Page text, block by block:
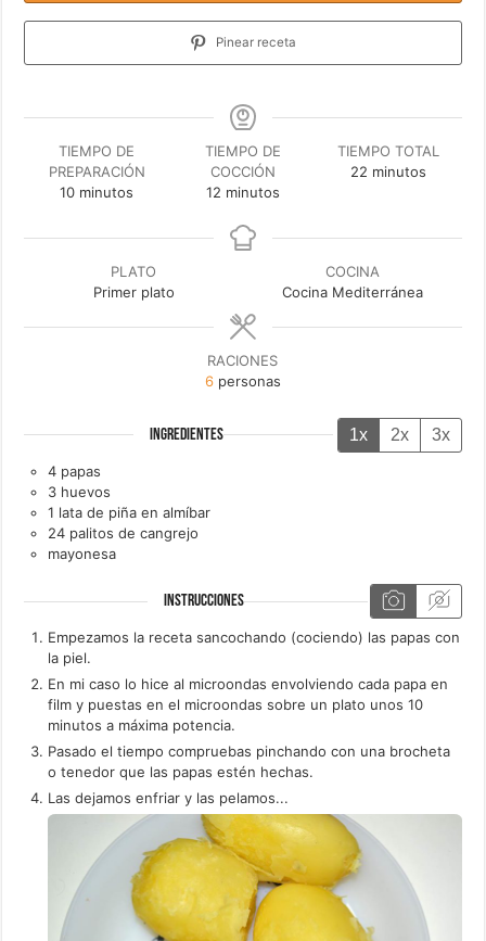
Pinear receta
TIEMPO DE
PREPARACIÓN
10minutos
minutos
TIEMPO DE
COCCIÓN
12minutos
minutos
TIEMPO TOTAL
22 minutos
minutos
PLATO
Primer plato
COCINA
Cocina Mediterránea
RACIONES
6 personas
INGREDIENTES 1x 2x 3x
4 papas
3 huevos
1 lata de piña en almíbar
24 palitos de cangrejo
mayonesa
INSTRUCCIONES
Empezamos la receta sancochando (cociendo) las papas con
la piel.
En mi caso lo hice al microondas envolviendo cada papa en
film y puestas en el microondas sobre un plato unos 10
minutos a máxima potencia.
Pasado el tiempo compruebas pinchando con una brocheta
o tenedor que las papas estén hechas.
Las dejamos enfriar y las pelamos...